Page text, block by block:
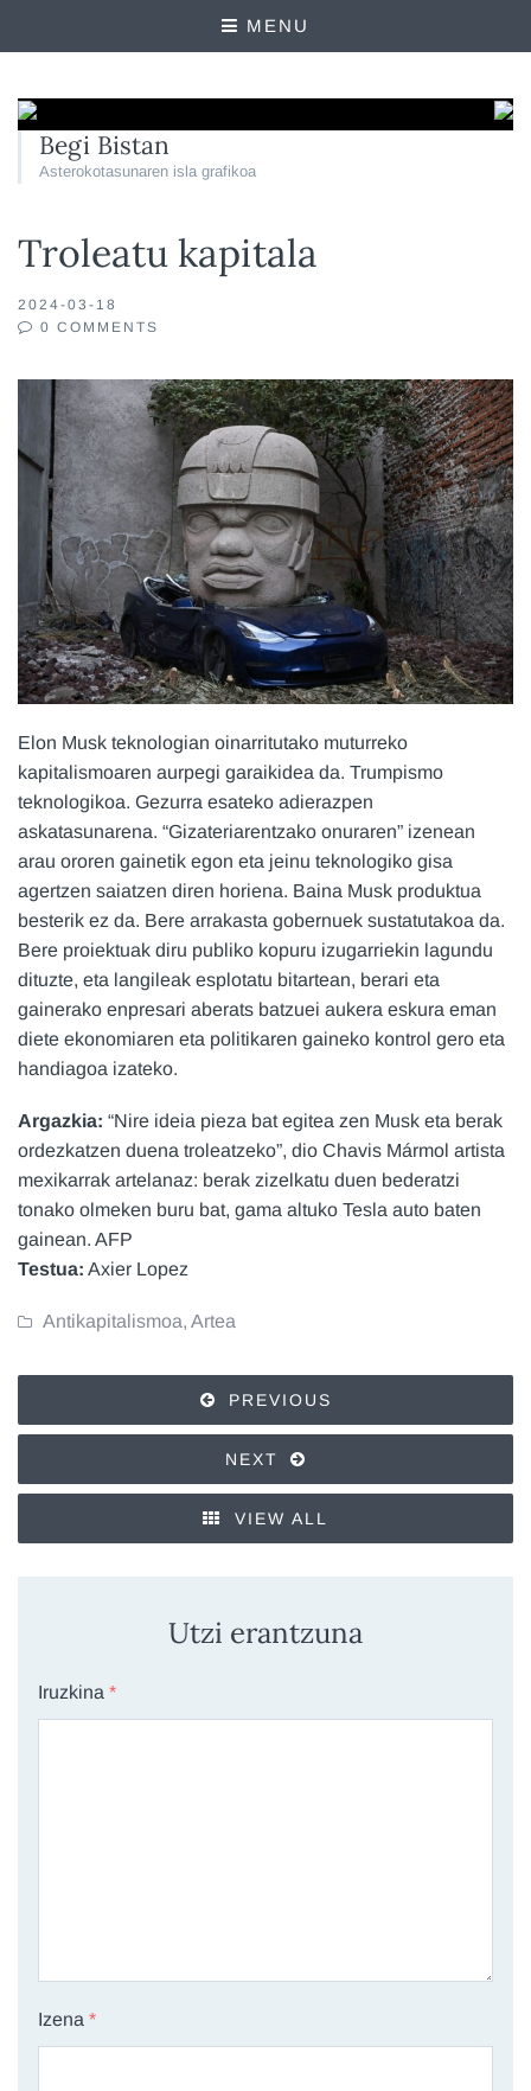
MENU
Begi Bistan
Asterokotasunaren isla grafikoa
Troleatu kapitala
2024-03-18
0 COMMENTS
Elon Musk teknologian oinarritutako muturreko
kapitalismoaren aurpegi garaikidea da. Trumpismo
teknologikoa. Gezurra esateko adierazpen
askatasunarena. “Gizateriarentzako onuraren” izenean
arau ororen gainetik egon eta jeinu teknologiko gisa
agertzen saiatzen diren horiena. Baina Musk produktua
besterik ez da. Bere arrakasta gobernuek sustatutakoa da.
Bere proiektuak diru publiko kopuru izugarriekin lagundu
dituzte, eta langileak esplotatu bitartean, berari eta
gainerako enpresari aberats batzuei aukera eskura eman
diete ekonomiaren eta politikaren gaineko kontrol gero eta
handiagoa izateko.
Argazkia: “Nire ideia pieza bat egitea zen Musk eta berak
ordezkatzen duena troleatzeko”, dio Chavis Mármol artista
mexikarrak artelanaz: berak zizelkatu duen bederatzi
tonako olmeken buru bat, gama altuko Tesla auto baten
gainean. AFP
Testua: Axier Lopez
Antikapitalismoa, Artea
PREVIOUS
NEXT
VIEW ALL
Utzi erantzuna
Iruzkina *
Izena *